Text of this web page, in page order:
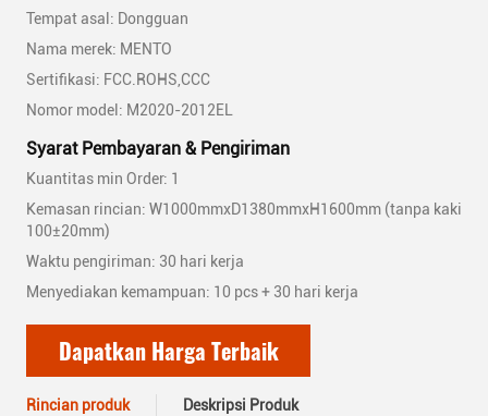
Tempat asal: Dongguan
Nama merek: MENTO
Sertifikasi: FCC.ROHS,CCC
Nomor model: M2020-2012EL
Syarat Pembayaran & Pengiriman
Kuantitas min Order: 1
Kemasan rincian: W1000mmxD1380mmxH1600mm (tanpa kaki
100±20mm)
Waktu pengiriman: 30 hari kerja
Menyediakan kemampuan: 10 pcs + 30 hari kerja
Dapatkan Harga Terbaik
Rincian produk Deskripsi Produk